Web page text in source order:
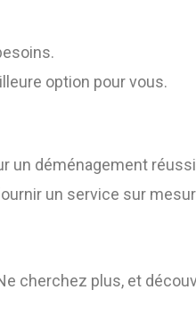
option pour vous.
déménagement
un service sur
cherchez plus, et